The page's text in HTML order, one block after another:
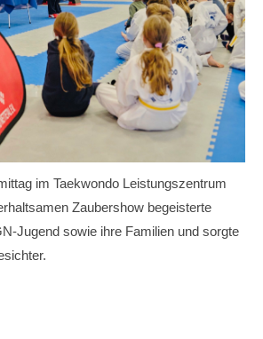
im Taekwondo Leistungszentrum
Zaubershow begeisterte
Jugend sowie ihre Familien und sorgte